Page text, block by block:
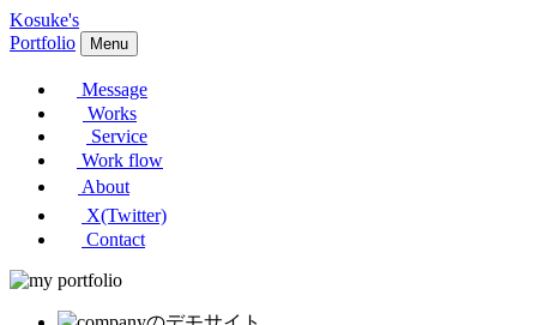
Kosuke's
Portfolio
Menu
Message
Works
Service
Work flow
About
X(Twitter)
Contact